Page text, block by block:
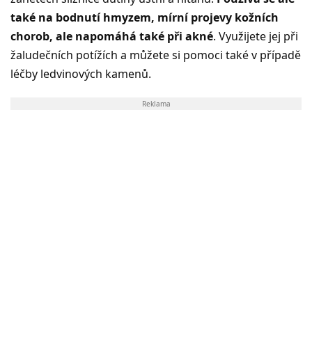
také na bodnutí hmyzem, mírní projevy kožních
chorob, ale napomáhá také při akné. Využijete jej při
žaludečních potížích a můžete si pomoci také v případě
léčby ledvinových kamenů.
Reklama